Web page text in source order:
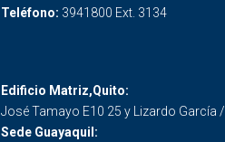
Teléfono: 3941800 Ext. 3134
Edificio Matriz,Quito:
José Tamayo E10 25 y Lizardo García /
Sede Guayaquil: